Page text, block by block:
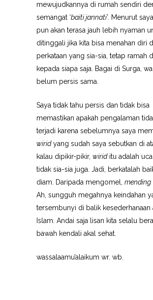
mewujudkannya di rumah sendiri
semangat ‘baiti jannati’. Menurut
pun akan terasa jauh lebih nyaman
ditinggali jika kita bisa menahan diri
perkataan yang sia-sia, tetap ramah
kepada siapa saja. Bagai di Surga,
belum persis sama.
Saya tidak tahu persis dan tidak bisa
memastikan apakah pengalaman
terjadi karena sebelumnya saya
wiridyang sudah saya sebutkan di
kalau dipikir-pikir, wiriditu adalah
tidak sia-sia juga. Jadi, berkatalah
diam. Daripada mengomel, mending
Ah, sungguh megahnya keindahan
tersembunyi di balik kesederhanaan
Islam. Andai saja lisan kita selalu
bawah kendali akal sehat.
wassalaamu’alaikum wr. wb.